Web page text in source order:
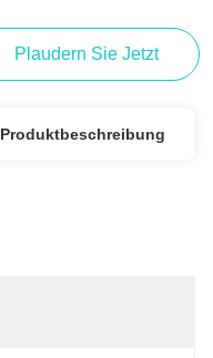
Plaudern Sie Jetzt
Produktbeschreibung